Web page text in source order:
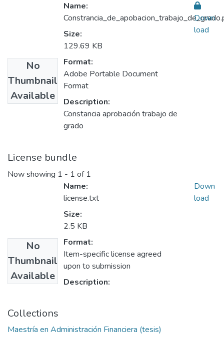
No
Thumbnail
Available
Name:
Size:
129.69 KB
Format:
Adobe Portable Document
Format
Description:
Constancia aprobación trabajo de
grado
Down
load
License bundle
Now showing 1 - 1 of 1
No
Thumbnail
Available
Name:
license.txt
Size:
2.5 KB
Format:
Item-specific license agreed
upon to submission
Description:
Down
load
Collections
Maestría en Administración Financiera (tesis)